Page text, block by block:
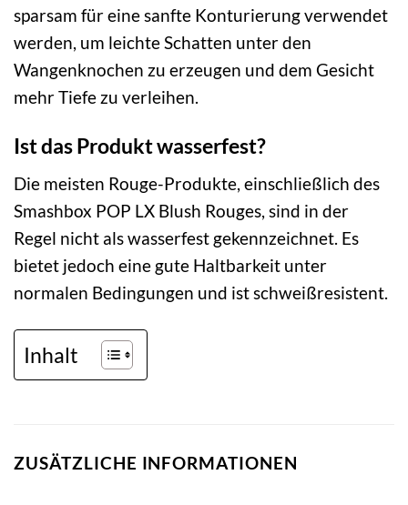
sparsam für eine sanfte Konturierung verwendet
werden, um leichte Schatten unter den
Wangenknochen zu erzeugen und dem Gesicht
mehr Tiefe zu verleihen.
Ist das Produkt wasserfest?
Die meisten Rouge-Produkte, einschließlich des
Smashbox POP LX Blush Rouges, sind in der
Regel nicht als wasserfest gekennzeichnet. Es
bietet jedoch eine gute Haltbarkeit unter
normalen Bedingungen und ist schweißresistent.
Inhalt
ZUSÄTZLICHE INFORMATIONEN